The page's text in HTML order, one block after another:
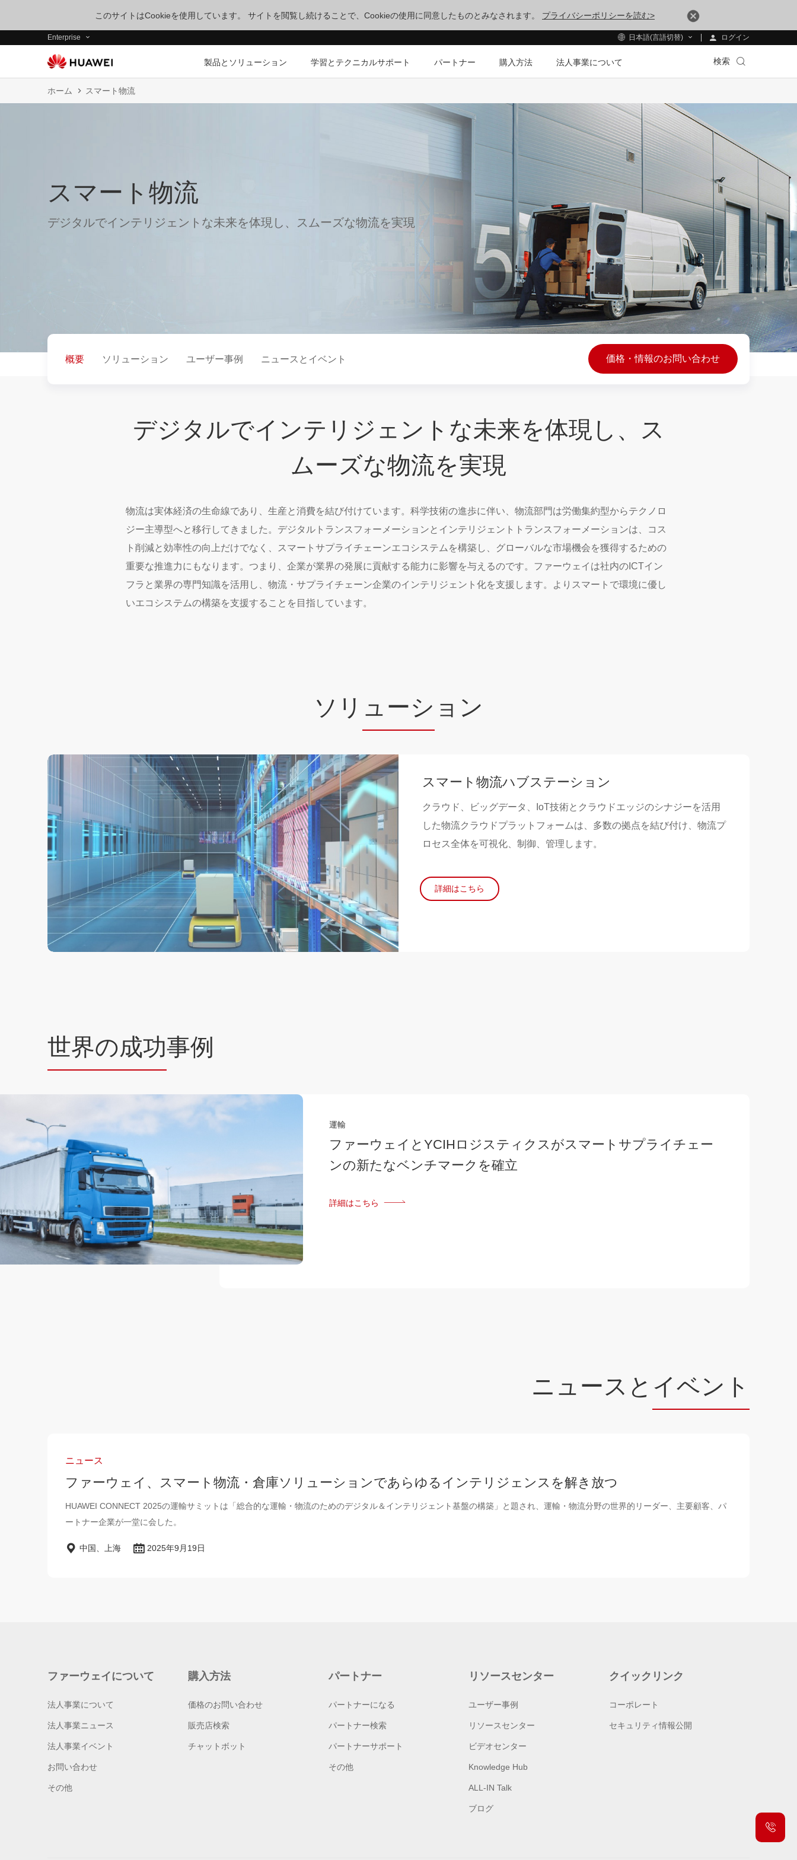
このサイトはCookieを使用しています。 サイトを閲覧し続けることで、Cookieの使用に同意したものとみなされます。 プライバシーポリシーを読む>
Enterprise 日本語(言語切替) ログイン
製品とソリューション 学習とテクニカルサポート パートナー 購入方法 法人事業について 検索
ホーム スマート物流
スマート物流
デジタルでインテリジェントな未来を体現し、スムーズな物流を実現
概要 ソリューション ユーザー事例 ニュースとイベント 価格・情報のお問い合わせ
デジタルでインテリジェントな未来を体現し、ス
ムーズな物流を実現
物流は実体経済の生命線であり、生産と消費を結び付けています。科学技術の進歩に伴い、物流部門は労働集約型からテクノロ
ジー主導型へと移行してきました。デジタルトランスフォーメーションとインテリジェントトランスフォーメーションは、コス
ト削減と効率性の向上だけでなく、スマートサプライチェーンエコシステムを構築し、グローバルな市場機会を獲得するための
重要な推進力にもなります。つまり、企業が業界の発展に貢献する能力に影響を与えるのです。ファーウェイは社内のICTイン
フラと業界の専門知識を活用し、物流・サプライチェーン企業のインテリジェント化を支援します。よりスマートで環境に優し
いエコシステムの構築を支援することを目指しています。
ソリ ューシ ョン
スマート物流ハブステーション
クラウド、ビッグデータ、IoT技術とクラウドエッジのシナジーを活用
した物流クラウドプラットフォームは、多数の拠点を結び付け、物流プ
ロセス全体を可視化、制御、管理します。
詳細はこちら
世界の成功事例
運輸
ファーウェイとYCIHロジスティクスがスマートサプライチェー
ンの新たなベンチマークを確立
詳細はこちら
ニュースと イベント
ニュース
ファーウェイ、スマート物流・倉庫ソリューションであらゆるインテリジェンスを解き放つ
HUAWEI CONNECT 2025の運輸サミットは「総合的な運輸・物流のためのデジタル＆インテリジェント基盤の構築」と題され、運輸・物流分野の世界的リーダー、主要顧客、パ
ートナー企業が一堂に会した。
中国、上海 2025年9月19日
ファーウェイについて
法人事業について
法人事業ニュース
法人事業イベント
お問い合わせ
その他
購入方法
価格のお問い合わせ
販売店検索
チャットボット
パートナー
パートナーになる
パートナー検索
パートナーサポート
その他
リソースセンター
ユーザー事例
リソースセンター
ビデオセンター
Knowledge Hub
ALL-IN Talk
ブログ
クイックリンク
コーポレート
セキュリティ情報公開